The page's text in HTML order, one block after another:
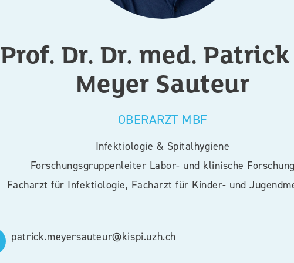
Prof. Dr. Dr. med. Patrick
Meyer Sauteur
OBERARZT MBF
Infektiologie & Spitalhygiene
Forschungsgruppenleiter Labor- und klinische Forschung
Facharzt für Infektiologie, Facharzt für Kinder- und
patrick.meyersauteur@kispi.uzh.ch